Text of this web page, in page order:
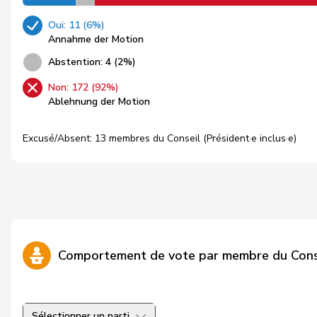
Oui: 11 (6%)
Annahme der Motion
Abstention: 4 (2%)
Non: 172 (92%)
Ablehnung der Motion
Excusé/Absent: 13 membres du Conseil (Président·e inclus·e)
Comportement de vote par membre du